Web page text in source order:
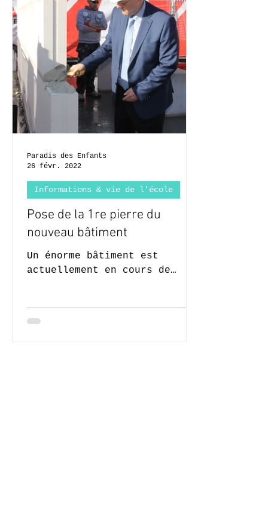
Pose de la 1re pierre du
nouveau bâtiment
Un énorme bâtiment est
actuellement en cours de
a...
Informations & vie de l'école
Paradis des Enfants
26 févr. 2022